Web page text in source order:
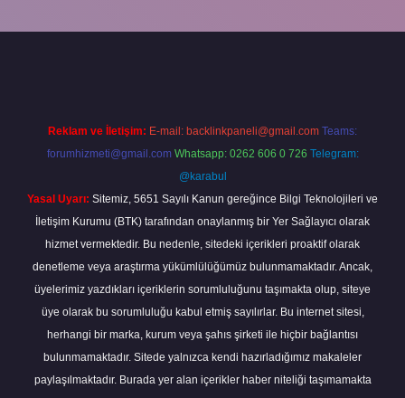
Reklam ve İletişim: E-mail: backlinkpaneli@gmail.com Teams:
forumhizmeti@gmail.com Whatsapp: 0262 606 0 726 Telegram:
@karabul
Yasal Uyarı: Sitemiz, 5651 Sayılı Kanun gereğince Bilgi Teknolojileri ve
İletişim Kurumu (BTK) tarafından onaylanmış bir Yer Sağlayıcı olarak
hizmet vermektedir. Bu nedenle, sitedeki içerikleri proaktif olarak
denetleme veya araştırma yükümlülüğümüz bulunmamaktadır. Ancak,
üyelerimiz yazdıkları içeriklerin sorumluluğunu taşımakta olup, siteye
üye olarak bu sorumluluğu kabul etmiş sayılırlar. Bu internet sitesi,
herhangi bir marka, kurum veya şahıs şirketi ile hiçbir bağlantısı
bulunmamaktadır. Sitede yalnızca kendi hazırladığımız makaleler
paylaşılmaktadır. Burada yer alan içerikler haber niteliği taşımamakta